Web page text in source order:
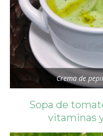
Crema de
Sopa de
vitaminas